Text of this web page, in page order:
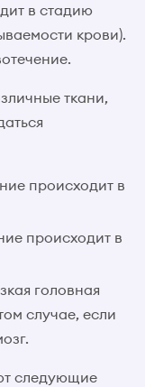
в стадию
крови).
ткани,
происходит в
происходит в
головная
случае, если
следующие